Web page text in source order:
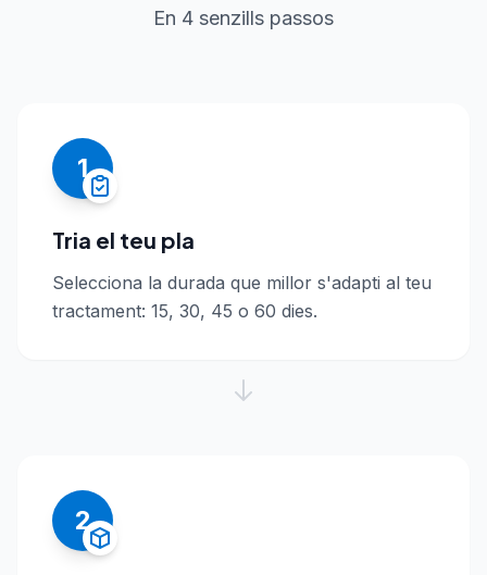
En 4 senzills passos
1
Tria el teu pla
Selecciona la durada que millor s'adapti al teu
tractament: 15, 30, 45 o 60 dies.
2